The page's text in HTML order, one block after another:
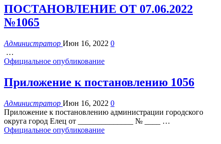
ПОСТАНОВЛЕНИЕ ОТ 07.06.2022
№1065
Администратор Июн 16, 2022 0
…
Официальное опубликование
Приложение к постановлению 1056
Администратор Июн 16, 2022 0
Приложение к постановлению администрации городского
округа город Елец от ______________ № ____ …
Официальное опубликование